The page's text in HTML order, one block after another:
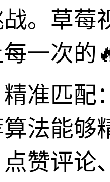
。草莓
一次的
准匹配
法能够
赞评论